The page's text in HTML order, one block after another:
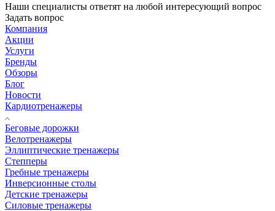
Наши специалисты ответят на любой интересующий вопрос
Задать вопрос
Компания
Акции
Услуги
Бренды
Обзоры
Блог
Новости
Кардиотренажеры
Беговые дорожки
Велотренажеры
Эллиптические тренажеры
Степперы
Гребные тренажеры
Инверсионные столы
Детские тренажеры
Силовые тренажеры